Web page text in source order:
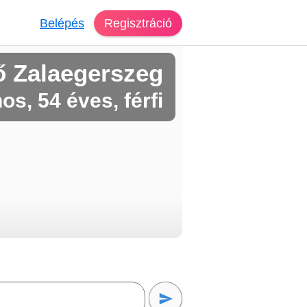
Belépés Regisztráció
Zalaegerszeg
54 éves, férfi